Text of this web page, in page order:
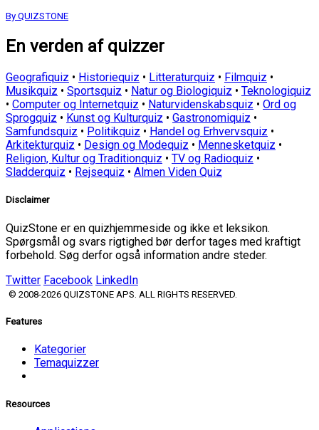
By QUIZSTONE
En verden af quizzer
Geografiquiz • Historiequiz • Litteraturquiz • Filmquiz •
Musikquiz • Sportsquiz • Natur og Biologiquiz • Teknologiquiz
• Computer og Internetquiz • Naturvidenskabsquiz • Ord og
Sprogquiz • Kunst og Kulturquiz • Gastronomiquiz •
Samfundsquiz • Politikquiz • Handel og Erhvervsquiz •
Arkitekturquiz • Design og Modequiz • Mennesketquiz •
Religion, Kultur og Traditionquiz • TV og Radioquiz •
Sladderquiz • Rejsequiz • Almen Viden Quiz
Disclaimer
QuizStone er en quizhjemmeside og ikke et leksikon.
Spørgsmål og svars rigtighed bør derfor tages med kraftigt
forbehold. Søg derfor også information andre steder.
Twitter Facebook LinkedIn
© 2008-2026 QUIZSTONE APS. ALL RIGHTS RESERVED.
Features
Kategorier
Temaquizzer
Resources